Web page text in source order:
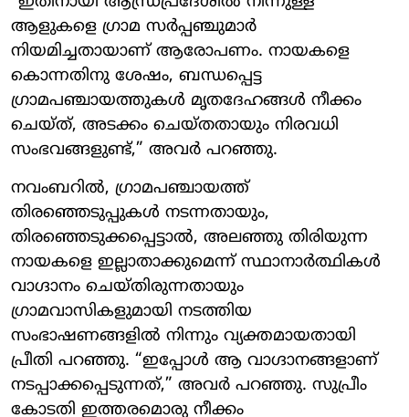
ആളുകളെ ഗ്രാമ സർപ്പഞ്ചുമാർ
നിയമിച്ചതായാണ് ആരോപണം. നായകളെ
കൊന്നതിനു ശേഷം, ബന്ധപ്പെട്ട
ഗ്രാമപഞ്ചായത്തുകൾ മൃതദേഹങ്ങൾ നീക്കം
ചെയ്ത്, അടക്കം ചെയ്തതായും നിരവധി
സംഭവങ്ങളുണ്ട്,” അവർ പറഞ്ഞു.
നവംബറിൽ, ഗ്രാമപഞ്ചായത്ത്
തിരഞ്ഞെടുപ്പുകൾ നടന്നതായും,
തിരഞ്ഞെടുക്കപ്പെട്ടാൽ, അലഞ്ഞു തിരിയുന്ന
നായകളെ ഇല്ലാതാക്കുമെന്ന് സ്ഥാനാർത്ഥികൾ
വാഗ്ദാനം ചെയ്തിരുന്നതായും
ഗ്രാമവാസികളുമായി നടത്തിയ
സംഭാഷണങ്ങളിൽ നിന്നും വ്യക്തമായതായി
പ്രീതി പറഞ്ഞു. “ഇപ്പോൾ ആ വാഗ്ദാനങ്ങളാണ്
നടപ്പാക്കപ്പെടുന്നത്,” അവർ പറഞ്ഞു. സുപ്രീം
കോടതി ഇത്തരമൊരു നീക്കം